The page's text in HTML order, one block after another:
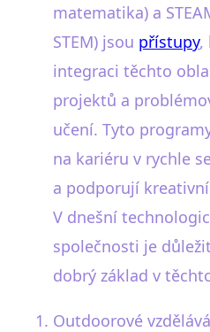
matematika) a
STEM) jsou přístupy,
integraci těchto
projektů a
učení. Tyto
na kariéru v rychle
a podporují
V dnešní
společnosti je
dobrý základ v
Outdoorové